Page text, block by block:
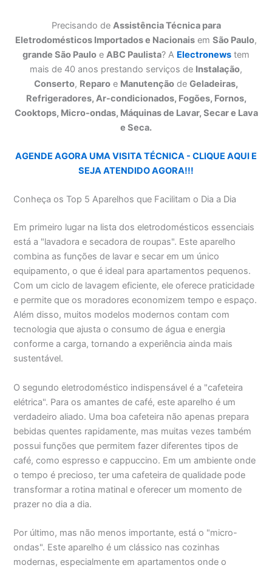
Precisando de Assistência Técnica para
Eletrodomésticos Importados e Nacionais em São Paulo,
grande São Paulo e ABC Paulista? A Electronews tem
mais de 40 anos prestando serviços de Instalação,
Conserto, Reparo e Manutenção de Geladeiras,
Refrigeradores, Ar-condicionados, Fogões, Fornos,
Cooktops, Micro-ondas, Máquinas de Lavar, Secar e Lava
e Seca.
AGENDE AGORA UMA VISITA TÉCNICA - CLIQUE AQUI E
SEJA ATENDIDO AGORA!!!
Conheça os Top 5 Aparelhos que Facilitam o Dia a Dia
Em primeiro lugar na lista dos eletrodomésticos essenciais
está a "lavadora e secadora de roupas". Este aparelho
combina as funções de lavar e secar em um único
equipamento, o que é ideal para apartamentos pequenos.
Com um ciclo de lavagem eficiente, ele oferece praticidade
e permite que os moradores economizem tempo e espaço.
Além disso, muitos modelos modernos contam com
tecnologia que ajusta o consumo de água e energia
conforme a carga, tornando a experiência ainda mais
sustentável.
O segundo eletrodoméstico indispensável é a "cafeteira
elétrica". Para os amantes de café, este aparelho é um
verdadeiro aliado. Uma boa cafeteira não apenas prepara
bebidas quentes rapidamente, mas muitas vezes também
possui funções que permitem fazer diferentes tipos de
café, como espresso e cappuccino. Em um ambiente onde
o tempo é precioso, ter uma cafeteira de qualidade pode
transformar a rotina matinal e oferecer um momento de
prazer no dia a dia.
Por último, mas não menos importante, está o "micro-
ondas". Este aparelho é um clássico nas cozinhas
modernas, especialmente em apartamentos onde o